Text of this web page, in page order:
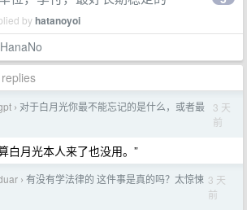
byhatanoyoi
› 对于白月光你最不能忘记的是什么，或者最
3 天
前
白月光本人来了也没用。”
› 有没有学法律的 这件事是真的吗？太惊悚 3 天
前